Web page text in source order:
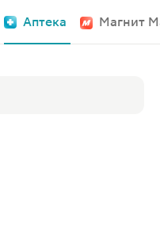
Аптека Магнит